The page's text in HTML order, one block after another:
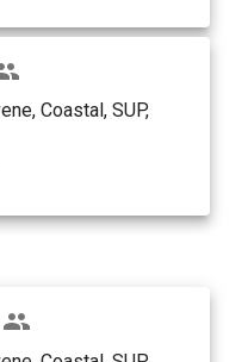
Coastal, SUP,